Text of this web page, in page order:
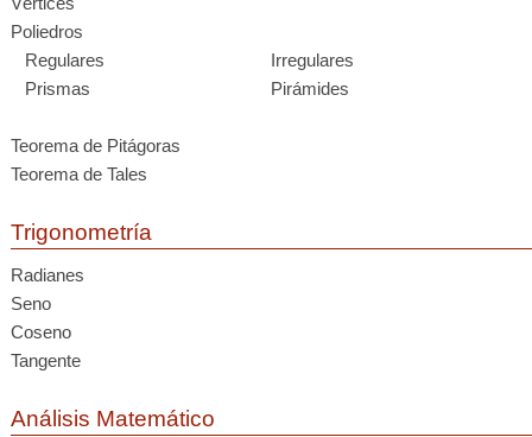
Poliedros
Regulares
Irregulares
Prismas
Pirámides
Teorema de Pitágoras
Teorema de Tales
Trigonometría
Radianes
Seno
Coseno
Tangente
Análisis Matemático